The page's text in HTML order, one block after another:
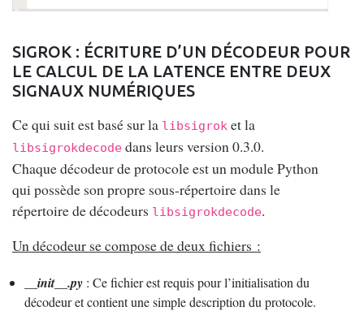
SIGROK : ÉCRITURE D’UN DÉCODEUR POUR
LE CALCUL DE LA LATENCE ENTRE DEUX
SIGNAUX NUMÉRIQUES
Ce qui suit est basé sur la libsigrok et la
libsigrokdecode dans leurs version 0.3.0.
Chaque décodeur de protocole est un module Python
qui possède son propre sous-répertoire dans le
répertoire de décodeurs libsigrokdecode.
Un décodeur se compose de deux fichiers :
__init__.py : Ce fichier est requis pour l’initialisation du
décodeur et contient une simple description du protocole.